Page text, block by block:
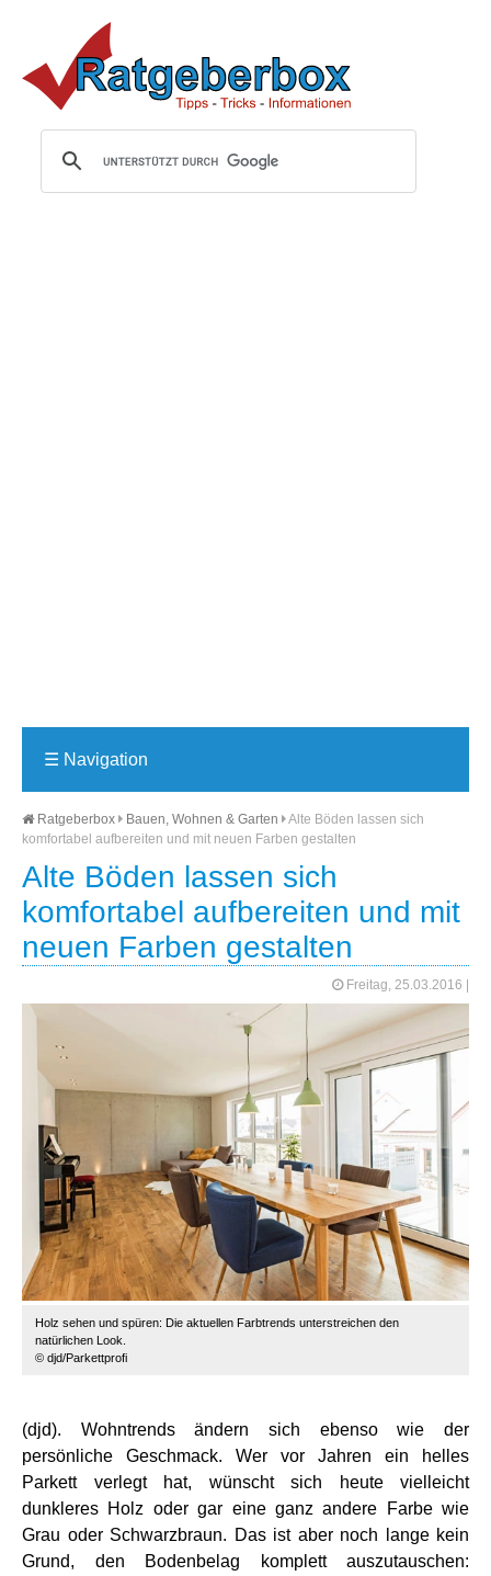
☰ Navigation
Ratgeberbox Bauen, Wohnen & Garten
Alte Böden lassen sich
komfortabel aufbereiten und mit neuen Farben gestalten
Alte Böden lassen sich
komfortabel aufbereiten und mit
neuen Farben gestalten
Freitag, 25.03.2016
Holz sehen und spüren: Die aktuellen Farbtrends unterstreichen den
natürlichen Look.
© djd/Parkettprofi
(djd). Wohntrends ändern sich ebenso wie der
persönliche Geschmack. Wer vor Jahren ein helles
Parkett verlegt hat, wünscht sich heute vielleicht
dunkleres Holz oder gar eine ganz andere Farbe wie
Grau oder Schwarzbraun. Das ist aber noch lange kein
Grund, den Bodenbelag komplett auszutauschen: